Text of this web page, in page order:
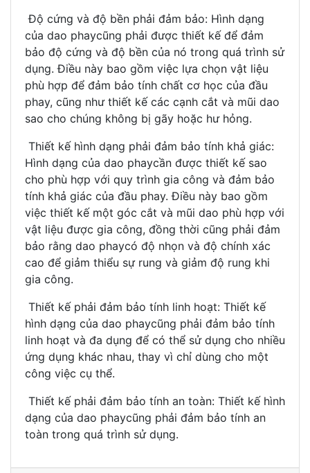
Độ cứng và độ bền phải đảm bảo: Hình dạng
của dao phaycũng phải được thiết kế để đảm
bảo độ cứng và độ bền của nó trong quá trình sử
dụng. Điều này bao gồm việc lựa chọn vật liệu
phù hợp để đảm bảo tính chất cơ học của đầu
phay, cũng như thiết kế các cạnh cắt và mũi dao
sao cho chúng không bị gãy hoặc hư hỏng.
Thiết kế hình dạng phải đảm bảo tính khả giác:
Hình dạng của dao phaycần được thiết kế sao
cho phù hợp với quy trình gia công và đảm bảo
tính khả giác của đầu phay. Điều này bao gồm
việc thiết kế một góc cắt và mũi dao phù hợp với
vật liệu được gia công, đồng thời cũng phải đảm
bảo rằng dao phaycó độ nhọn và độ chính xác
cao để giảm thiểu sự rung và giảm độ rung khi
gia công.
Thiết kế phải đảm bảo tính linh hoạt: Thiết kế
hình dạng của dao phaycũng phải đảm bảo tính
linh hoạt và đa dụng để có thể sử dụng cho nhiều
ứng dụng khác nhau, thay vì chỉ dùng cho một
công việc cụ thể.
Thiết kế phải đảm bảo tính an toàn: Thiết kế hình
dạng của dao phaycũng phải đảm bảo tính an
toàn trong quá trình sử dụng.